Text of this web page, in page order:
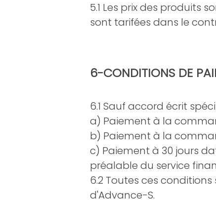
5.1 Les prix des produits
sont tarifées dans le
6-CONDITIONS DE
6.1 Sauf accord écrit
a) Paiement à la
b) Paiement à la
c) Paiement à 30 jours
préalable du service
6.2 Toutes ces
d'Advance-S.